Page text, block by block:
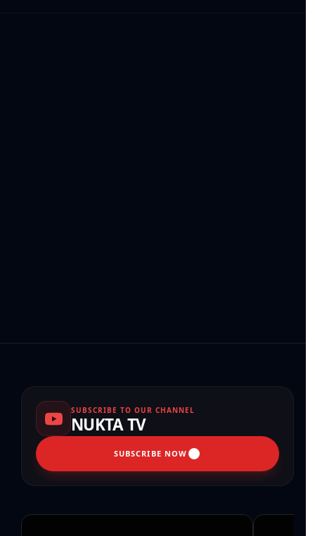
SUBSCRIBE TO OUR CHANNEL
NUKTA TV
SUBSCRIBE NOW